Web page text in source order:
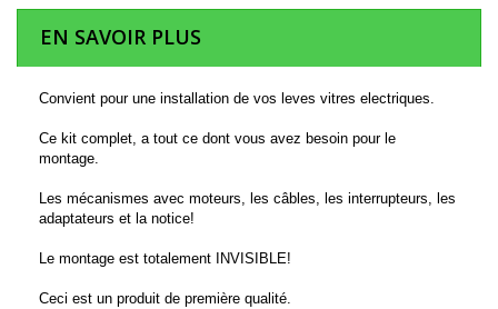
EN SAVOIR PLUS
Convient pour une installation de vos leves vitres electriques.
Ce kit complet, a tout ce dont vous avez besoin pour le
montage.
Les mécanismes avec moteurs, les câbles, les interrupteurs, les
adaptateurs et la notice!
Le montage est totalement INVISIBLE!
Ceci est un produit de première qualité.